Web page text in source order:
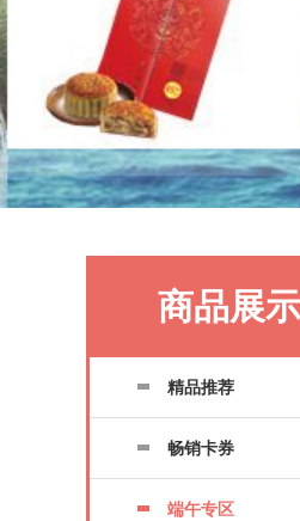
商品展示
精品推荐
畅销卡券
端午专区